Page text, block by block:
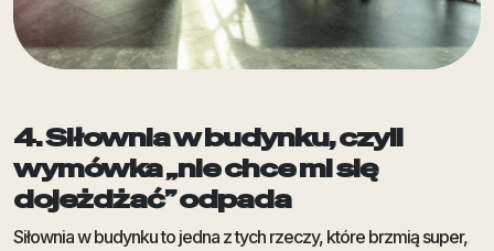
4. Siłownia w budynku, czyli
wymówka „nie chce mi się
dojeżdżać” odpada
Siłownia w budynku to jedna z tych rzeczy, które brzmią super,